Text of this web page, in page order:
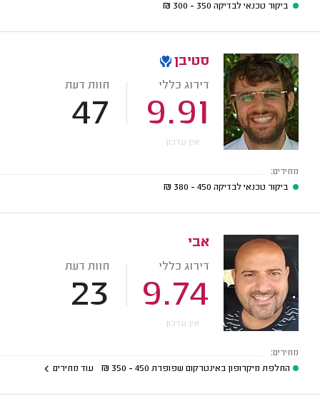
ביקור טכנאי לבדיקה 350 - 300
₪
סטיבן
דירוג כללי
9.91
חוות דעת
47
אין עדכון
מחירים:
ביקור טכנאי לבדיקה 450 - 380
₪
אבי
דירוג כללי
9.74
חוות דעת
23
אין עדכון
מחירים:
החלפת מיקרופון באינטרקום שפופרת 450 - 350
₪ עוד מחירים